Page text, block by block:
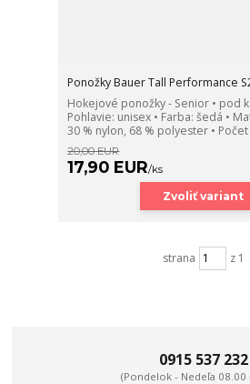
Ponožky Bauer Tall Performance
Hokejové ponožky - Senior • pod
Pohlavie: unisex • Farba: šedá •
30 % nylon, 68 % polyester •
20,00 EUR
17,90 EUR/ks
Zvoliť variant
strana z 1
0915 537 232
(Pondelok - Nedeľa 08.00